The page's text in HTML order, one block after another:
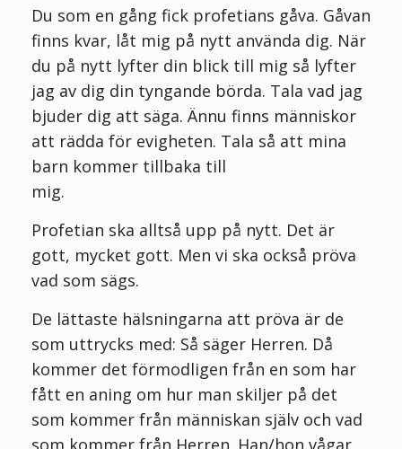
Du som en gång fick profetians gåva. Gåvan
finns kvar, låt mig på nytt använda dig. När
du på nytt lyfter din blick till mig så lyfter
jag av dig din tyngande börda. Tala vad jag
bjuder dig att säga. Ännu finns människor
att rädda för evigheten. Tala så att mina
barn kommer tillbaka till
mig.
Profetian ska alltså upp på nytt. Det är
gott, mycket gott. Men vi ska också pröva
vad som sägs.
De lättaste hälsningarna att pröva är de
som uttrycks med: Så säger Herren. Då
kommer det förmodligen från en som har
fått en aning om hur man skiljer på det
som kommer från människan själv och vad
som kommer från Herren. Han/hon vågar